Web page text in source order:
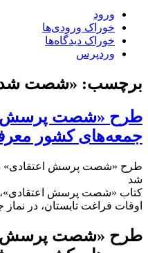
ورود
خوراک ورودی‌ها
خوراک دیدگاه‌ها
وردپرس
برچسب: «شصت
طرح «شصت پرسش
جمعه‌های کشور
طرح «شصت پرسش اعتقادی»
شد
کتاب «شصت پرسش اعتقادی»،
اوقات فراغت تابستان، در
طرح «شصت پرسش